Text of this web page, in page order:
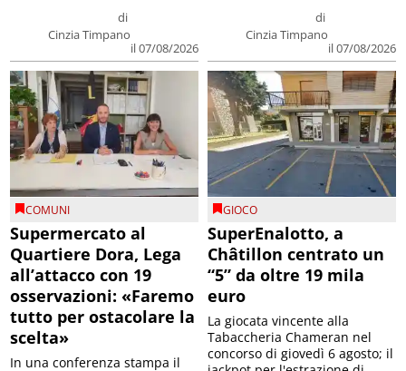
di
Cinzia Timpano
il 07/08/2026
di
Cinzia Timpano
il 07/08/2026
COMUNI
Supermercato al
Quartiere Dora, Lega
all’attacco con 19
osservazioni: «Faremo
tutto per ostacolare la
scelta»
In una conferenza stampa il
GIOCO
SuperEnalotto, a
Châtillon centrato un
“5” da oltre 19 mila
euro
La giocata vincente alla
Tabaccheria Chameran nel
concorso di giovedì 6 agosto; il